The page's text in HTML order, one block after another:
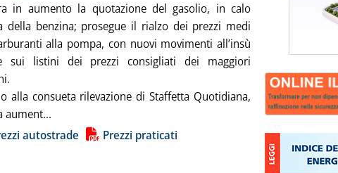
in aumento la quotazione del gasolio, in calo
della benzina; prosegue il rialzo dei prezzi medi
alla pompa, con nuovi movimenti all’insù
sui listini dei prezzi consigliati dei maggiori
alla consueta rilevazione di Staffetta Quotidiana,
aument... Leggi tutta la notizia: 'Carburanti, proseguono i rialzi'
autostrade
Prezzi praticati